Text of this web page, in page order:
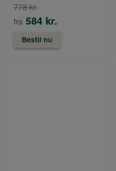
fra 584 kr.
778 kr.
Bestil nu